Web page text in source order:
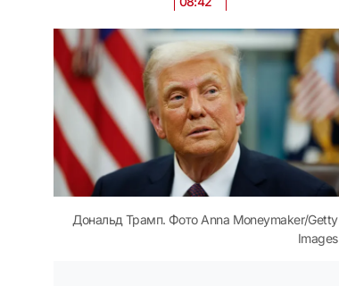
Дональд Трамп. Фото Anna Moneymaker/Getty
Images